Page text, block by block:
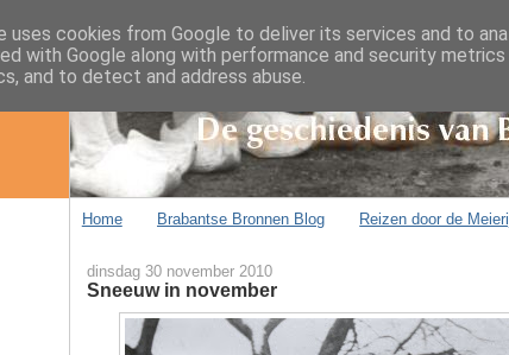
Home Brabantse Bronnen Blog Reizen door de
dinsdag 30 november 2010
Sneeuw in november
uses cookies from Google to deliver its services and to
with Google along with performance and security
and to detect and address abuse.